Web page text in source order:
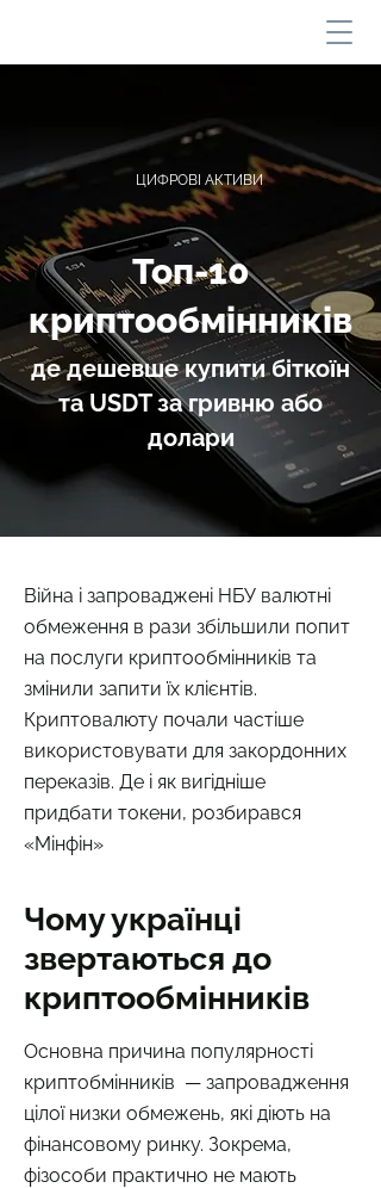
ЦИФРОВІ АКТИВИ
Топ-10
криптообмінників
де дешевше купити біткоїн
та USDT за гривню або
долари
Війна і запроваджені НБУ валютні
обмеження в рази збільшили попит
на послуги криптообмінників та
змінили запити їх клієнтів.
Криптовалюту почали частіше
використовувати для закордонних
переказів. Де і як вигідніше
придбати токени, розбирався
«Мінфін»
Чому українці
звертаються до
криптообмінників
Основна причина популярності
криптобмінників — запровадження
цілої низки обмежень, які діють на
фінансовому ринку. Зокрема,
фізособи практично не мають